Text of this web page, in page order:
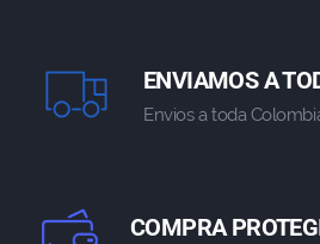
ENVIAMOS A
Envios a toda
COMPRA